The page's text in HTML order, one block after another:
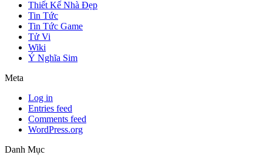
Thiết Kế Nhà Đẹp
Tin Tức
Tin Tức Game
Tử Vi
Wiki
Ý Nghĩa Sim
Meta
Log in
Entries feed
Comments feed
WordPress.org
Danh Mục